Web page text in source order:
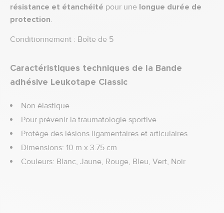
résistance et étanchéité pour une longue durée de
protection.
Conditionnement : Boîte de 5
Caractéristiques techniques de la Bande
adhésive Leukotape Classic
Non élastique
Pour prévenir la traumatologie sportive
Protège des lésions ligamentaires et articulaires
Dimensions: 10 m x 3.75 cm
Couleurs: Blanc, Jaune, Rouge, Bleu, Vert, Noir